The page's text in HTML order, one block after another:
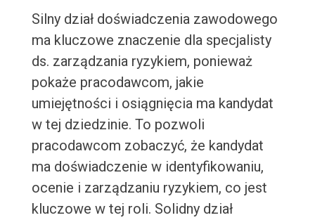
Silny dział doświadczenia zawodowego
ma kluczowe znaczenie dla specjalisty
ds. zarządzania ryzykiem, ponieważ
pokaże pracodawcom, jakie
umiejętności i osiągnięcia ma kandydat
w tej dziedzinie. To pozwoli
pracodawcom zobaczyć, że kandydat
ma doświadczenie w identyfikowaniu,
ocenie i zarządzaniu ryzykiem, co jest
kluczowe w tej roli. Solidny dział